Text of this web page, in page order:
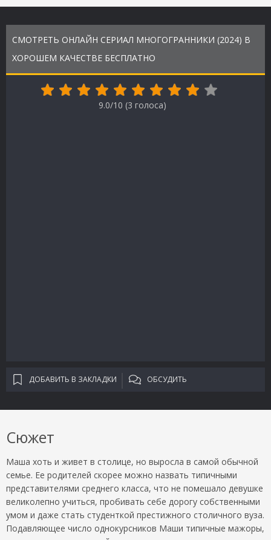
СМОТРЕТЬ ОНЛАЙН СЕРИАЛ МНОГОГРАННИКИ (2024) В
ХОРОШЕМ КАЧЕСТВЕ БЕСПЛАТНО
9.0/10 (3 голоса)
ДОБАВИТЬ В ЗАКЛАДКИ ОБСУДИТЬ
Сюжет
Маша хоть и живет в столице, но выросла в самой обычной
семье. Ее родителей скорее можно назвать типичными
представителями среднего класса, что не помешало девушке
великолепно учиться, пробивать себе дорогу собственными
умом и даже стать студенткой престижного столичного вуза.
Подавляющее число однокурсников Маши типичные мажоры,